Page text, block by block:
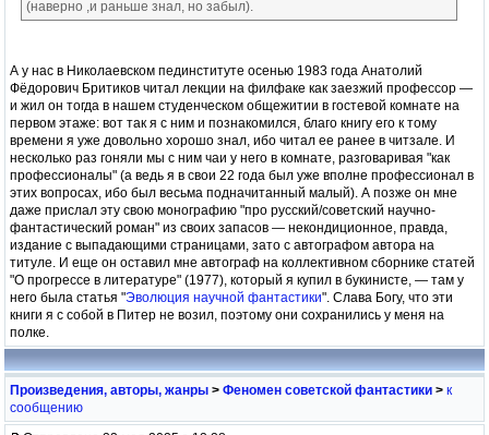
(наверно ,и раньше знал, но забыл).
А у нас в Николаевском пединституте осенью 1983 года Анатолий
Фёдорович Бритиков читал лекции на филфаке как заезжий профессор —
и жил он тогда в нашем студенческом общежитии в гостевой комнате на
первом этаже: вот так я с ним и познакомился, благо книгу его к тому
времени я уже довольно хорошо знал, ибо читал ее ранее в читзале. И
несколько раз гоняли мы с ним чаи у него в комнате, разговаривая "как
профессионалы" (а ведь я в свои 22 года был уже вполне профессионал в
этих вопросах, ибо был весьма подначитанный малый). А позже он мне
даже прислал эту свою монографию "про русский/советский научно-
фантастический роман" из своих запасов — некондиционное, правда,
издание с выпадающими страницами, зато с автографом автора на
титуле. И еще он оставил мне автограф на коллективном сборнике статей
"О прогрессе в литературе" (1977), который я купил в букинисте, — там у
него была статья "Эволюция научной фантастики". Слава Богу, что эти
книги я с собой в Питер не возил, поэтому они сохранились у меня на
полке.
Произведения, авторы, жанры > Феномен советской фантастики > к
сообщению